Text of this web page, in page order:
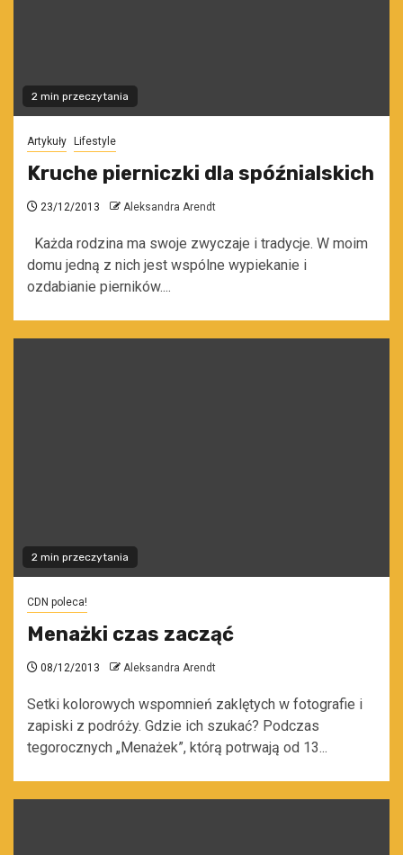
2 min przeczytania
Artykuły Lifestyle
Kruche pierniczki dla spóźnialskich
23/12/2013 Aleksandra Arendt
Każda rodzina ma swoje zwyczaje i tradycje. W moim
domu jedną z nich jest wspólne wypiekanie i
ozdabianie pierników....
2 min przeczytania
CDN poleca!
Menażki czas zacząć
08/12/2013 Aleksandra Arendt
Setki kolorowych wspomnień zaklętych w fotografie i
zapiski z podróży. Gdzie ich szukać? Podczas
tegorocznych „Menażek”, którą potrwają od 13...